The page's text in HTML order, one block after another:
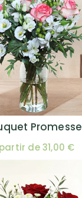
Promesse
de 31,00 €